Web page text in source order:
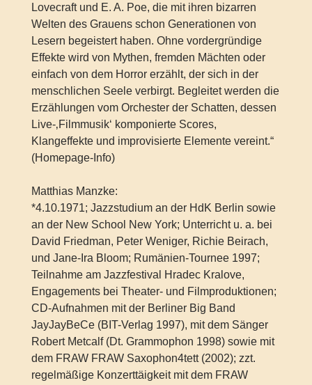
Lovecraft und E. A. Poe, die mit ihren bizarren
Welten des Grauens schon Generationen von
Lesern begeistert haben. Ohne vordergründige
Effekte wird von Mythen, fremden Mächten oder
einfach von dem Horror erzählt, der sich in der
menschlichen Seele verbirgt. Begleitet werden die
Erzählungen vom Orchester der Schatten, dessen
Live-‚Filmmusik‘ komponierte Scores,
Klangeffekte und improvisierte Elemente vereint.“
(Homepage-Info)
Matthias Manzke:
*4.10.1971; Jazzstudium an der HdK Berlin sowie
an der New School New York; Unterricht u. a. bei
David Friedman, Peter Weniger, Richie Beirach,
und Jane-Ira Bloom; Rumänien-Tournee 1997;
Teilnahme am Jazzfestival Hradec Kralove,
Engagements bei Theater- und Filmproduktionen;
CD-Aufnahmen mit der Berliner Big Band
JayJayBeCe (BIT-Verlag 1997), mit dem Sänger
Robert Metcalf (Dt. Grammophon 1998) sowie mit
dem FRAW FRAW Saxophon4tett (2002); zzt.
regelmäßige Konzerttäigkeit mit dem FRAW